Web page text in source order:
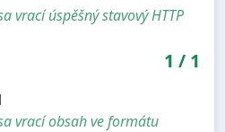
vrací úspěšný stavový HTTP
1 / 1
vrací obsah ve formátu